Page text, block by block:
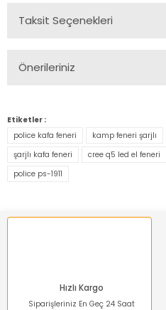
Taksit Seçenekleri
Önerileriniz
konularda yetersiz gördüğünüz
kullanarak tarafımıza
Görüş ve önerileriniz için
Ürün resmi kalitesiz, bozuk
Ürün bilgilerinde hatalar
Etiketler :
police kafa feneri
kamp feneri şarjlı
şarjlı kafa feneri
cree q5 led el feneri
police ps-1911
Hızlı Kargo
Siparişleriniz En Geç 24 Saat